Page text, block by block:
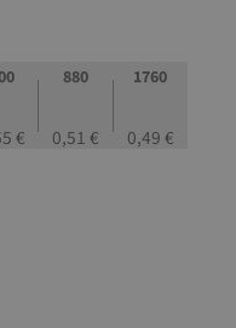
€
880
0,51 €
1760
0,49 €